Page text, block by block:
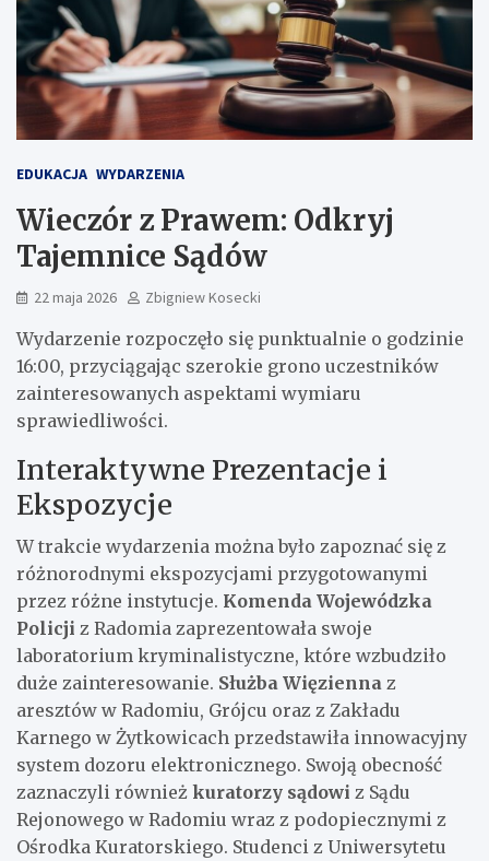
EDUKACJA WYDARZENIA
Wieczór z Prawem: Odkryj
Tajemnice Sądów
22 maja 2026 Zbigniew Kosecki
Wydarzenie rozpoczęło się punktualnie o godzinie
16:00, przyciągając szerokie grono uczestników
zainteresowanych aspektami wymiaru
sprawiedliwości.
Interaktywne Prezentacje i
Ekspozycje
W trakcie wydarzenia można było zapoznać się z
różnorodnymi ekspozycjami przygotowanymi
przez różne instytucje. Komenda Wojewódzka
Policji z Radomia zaprezentowała swoje
laboratorium kryminalistyczne, które wzbudziło
duże zainteresowanie. Służba Więzienna z
aresztów w Radomiu, Grójcu oraz z Zakładu
Karnego w Żytkowicach przedstawiła innowacyjny
system dozoru elektronicznego. Swoją obecność
zaznaczyli również kuratorzy sądowi z Sądu
Rejonowego w Radomiu wraz z podopiecznymi z
Ośrodka Kuratorskiego. Studenci z Uniwersytetu